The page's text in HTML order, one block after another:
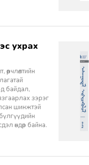
байдал,
зэрэг
шинжтэй
өндөр байна.